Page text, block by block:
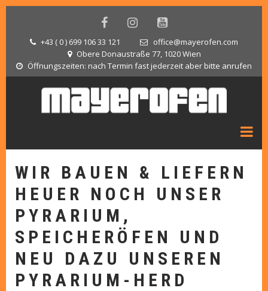
Direkt
facebookinstagramyoutube
tel+43 ( 0 ) 699 106 33 121 email
office@mayerofen.com
map-
Obere Donaustraße 77, 1020 Wien
opening
Öffnungszeiten: nach Termin fast jederzeit aber bitte anrufen
WIR BAUEN & LIEFERN
HEUER NOCH UNSER
PYRARIUM,
SPEICHERÖFEN UND
NEU DAZU UNSEREN
PYRARIUM-HERD